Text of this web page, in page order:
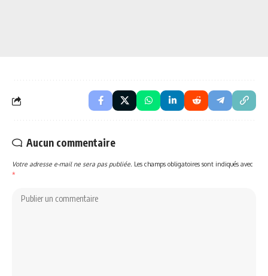
Aucun commentaire
Votre adresse e-mail ne sera pas publiée. Les champs obligatoires sont indiqués avec
*